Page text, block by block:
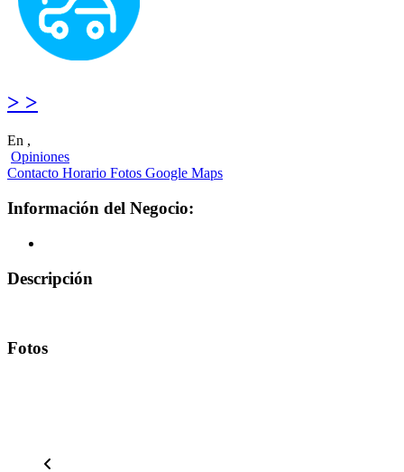
> >
En ,
Opiniones
Contacto Horario Fotos Google Maps
Información del Negocio:
Descripción
Fotos